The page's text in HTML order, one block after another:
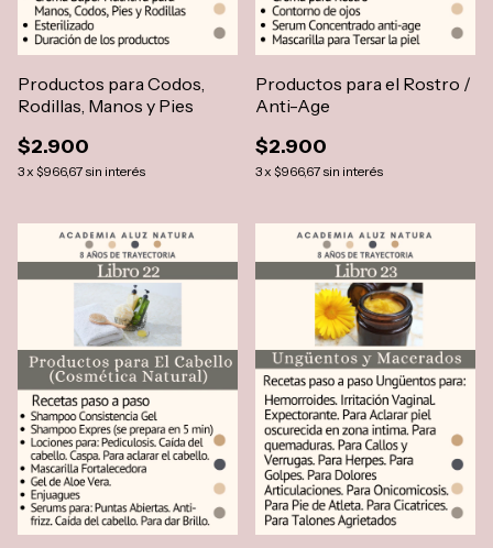
Productos para Codos,
Rodillas, Manos y Pies
$2.900
3x $966,67sin interés
Productos para el Rostro /
Anti-Age
$2.900
3x $966,67sin interés